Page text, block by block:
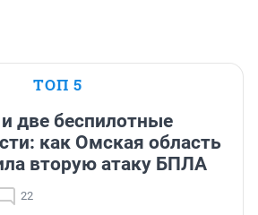
ТОП 5
две беспилотные
как Омская область
вторую атаку БПЛА
22